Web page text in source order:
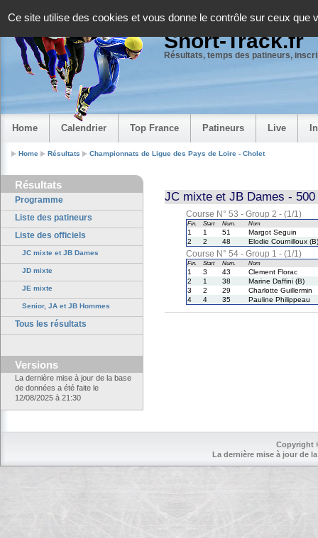
Ce site utilise des cookies et vous donne le contrôle sur ceux que
Short-Track.fr
Résultats, temps des patineurs,
Home Calendrier Top France Patineurs Live
Home Résultats Championnats de Ligue des Pays de Loire - Cholet
Résultats
Programme
Liste des patineurs
Liste des officiels
JC mixte et JB Dames
JD mixte
JE mixte
Senior, JA et JB Hommes
Tous les résultats
Versions
La dernière mise à jour de la base
de données a été faite le
12/08/2025 à 21:30
JC mixte et JB Dames -
Course N° 53 - Group 2 - (1/1)
Fin. Start Num. Nom
1 1 51
Margot Seguin
2
2 48 Elodie Cournilloux (B)
Course N° 54 - Group 1 - (1/1)
Fin. Start Num. Nom
1 3 43
Clement Florac
2
1 38
Marine Daffini (B)
3
2 29
Charlotte Guillermin
4
4 35 Pauline Philippeau
Copyright
La dernière mise à jour de